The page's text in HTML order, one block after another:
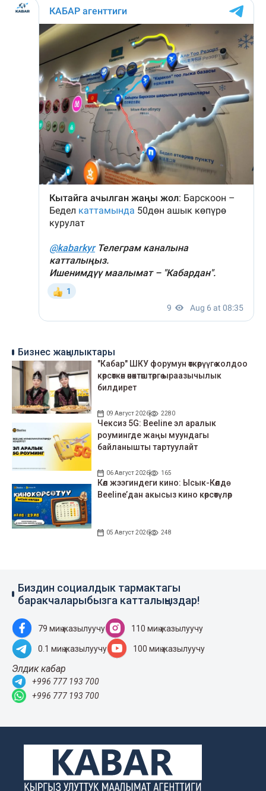
Бизнес жаңылыктары
"Кабар" ШКУ форумун өткөрүүгө колдоо
көрсөткөн өнөктөштөргө ыраазычылык
билдирет
09 Август 2026 2280
Чексиз 5G: Beeline эл аралык
роумингде жаңы муундагы
байланышты тартуулайт
06 Август 2026 165
Көл жээгиндеги кино: Ысык-Көлдө
Beeline’дан акысыз кино көрсөтүлөр
05 Август 2026 248
Биздин социалдык тармактагы
баракчаларыбызга катталыңыздар!
79 миң жазылуучу 110 миң жазылуучу
0.1 миң жазылуучу 100 миң жазылуучу
Элдик кабар
+996 777 193 700
+996 777 193 700